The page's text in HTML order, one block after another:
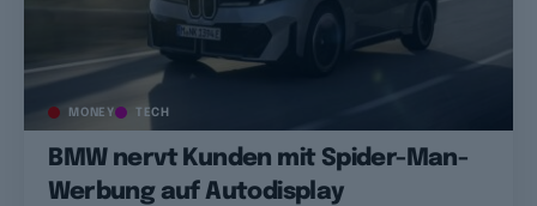
MONEY TECH
BMW nervt Kunden mit Spider-Man-
Werbung auf Autodisplay